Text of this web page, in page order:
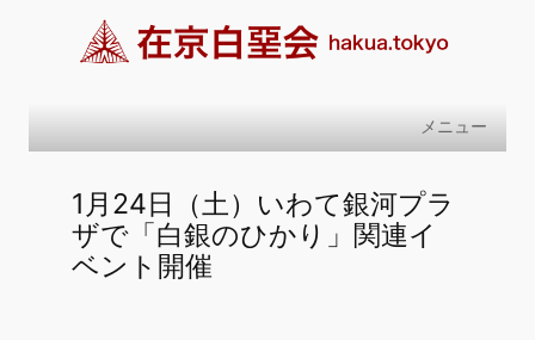
メニュー
1月24日（土）いわて銀河プラ
ザで「白銀のひかり」関連イ
ベント開催